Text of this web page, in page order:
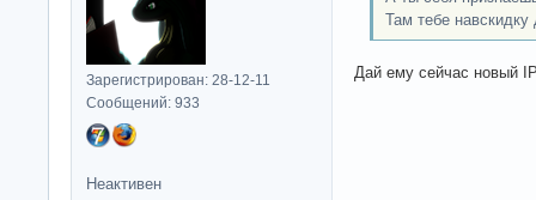
Зарегистрирован: 28-12-11
Сообщений: 933
Там тебе
Дай ему сейчас новый
Неактивен